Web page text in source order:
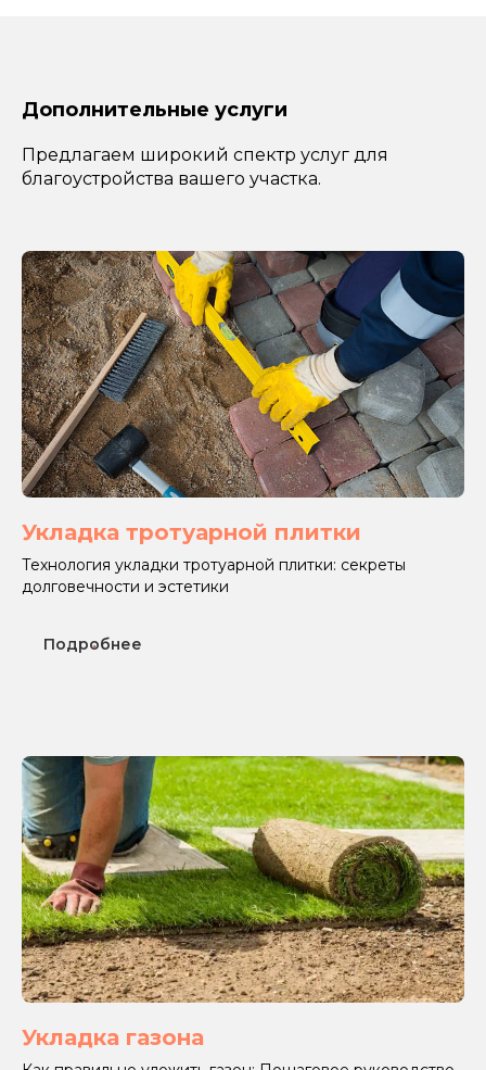
Дополнительные услуги
Предлагаем широкий спектр услуг для
благоустройства вашего участка.
Укладка тротуарной плитки
Технология укладки тротуарной плитки: секреты
долговечности и эстетики
Подробнее
Укладка газона